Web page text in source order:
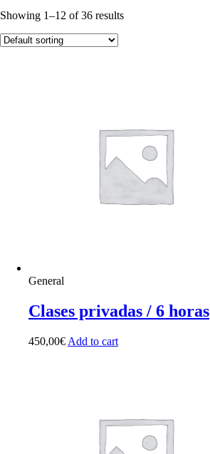
Showing 1–12 of 36 results
General
Clases privadas / 6 horas
450,00€ Add to cart